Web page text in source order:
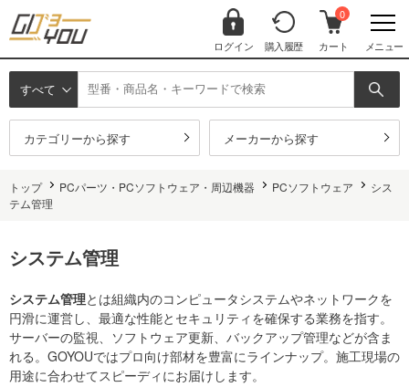
ログイン 購入履歴
0
カート メニュー
すべて
カテゴリーから探す メーカーから探す
トップ PCパーツ・PCソフトウェア・周辺機器 PCソフトウェア
シス
テム管理
システム管理
システム管理とは組織内のコンピュータシステムやネットワークを
円滑に運営し、最適な性能とセキュリティを確保する業務を指す。
サーバーの監視、ソフトウェア更新、バックアップ管理などが含ま
れる。GOYOUではプロ向け部材を豊富にラインナップ。施工現場の
用途に合わせてスピーディにお届けします。